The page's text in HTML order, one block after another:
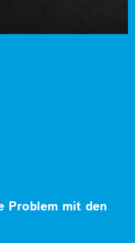
Problem mit den